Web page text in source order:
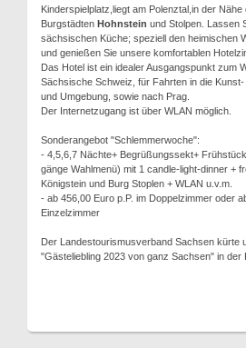
Kinderspielplatz,liegt am Polenztal,in der
Burgstädten Hohnstein und Stolpen. Lassen
sächsischen Küche; speziell den heimischen
und genießen Sie unsere komfortablen
Das Hotel ist ein idealer Ausgangspunkt zum
Sächsische Schweiz, für Fahrten in die
und Umgebung, sowie nach Prag.
Der Internetzugang ist über WLAN möglich.
Sonderangebot "Schlemmerwoche":
- 4,5,6,7 Nächte+ Begrüßungssekt+
gänge Wahlmenü) mit 1 candle-light-dinner +
Königstein und Burg Stoplen + WLAN u.v.m.
- ab 456,00 Euro p.P. im Doppelzimmer oder
Einzelzimmer
Der Landestourismusverband Sachsen kürte
"Gästeliebling 2023 von ganz Sachsen" in der